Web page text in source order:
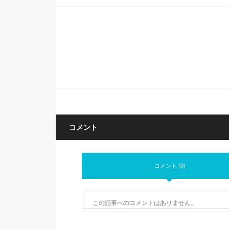
コメント
コメント (0)
この記事へのコメントはありません。